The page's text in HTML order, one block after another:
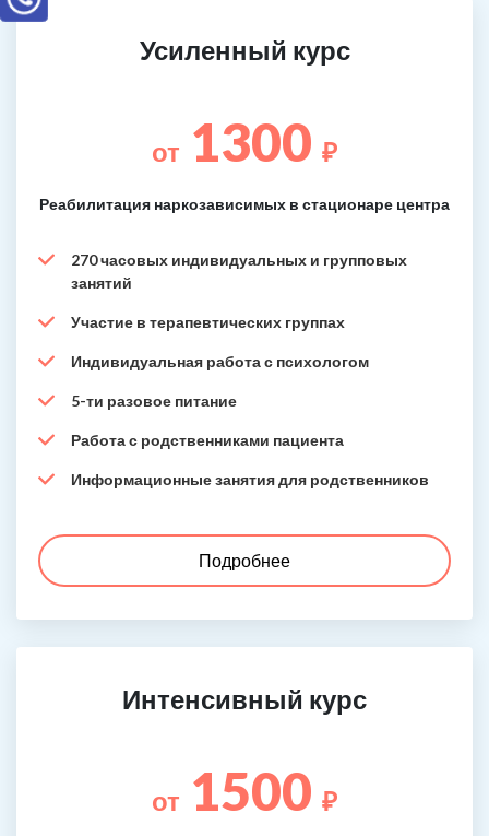
Усиленный курс
от 1300 ₽
Реабилитация наркозависимых в стационаре центра
270 часовых индивидуальных и групповых
занятий
Участие в терапевтических группах
Индивидуальная работа с психологом
5-ти разовое питание
Работа с родственниками пациента
Информационные занятия для родственников
Подробнее
Интенсивный курс
от 1500 ₽